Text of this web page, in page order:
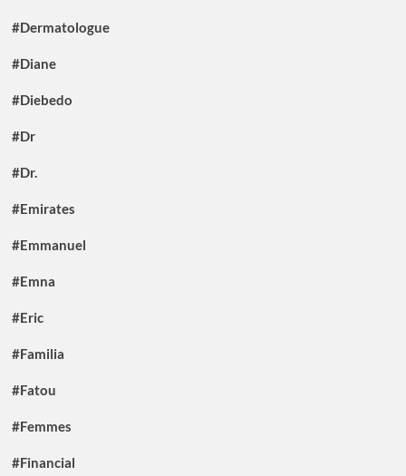
#Dermatologue
#Diane
#Diebedo
#Dr
#Dr.
#Emirates
#Emmanuel
#Emna
#Eric
#Familia
#Fatou
#Femmes
#Financial